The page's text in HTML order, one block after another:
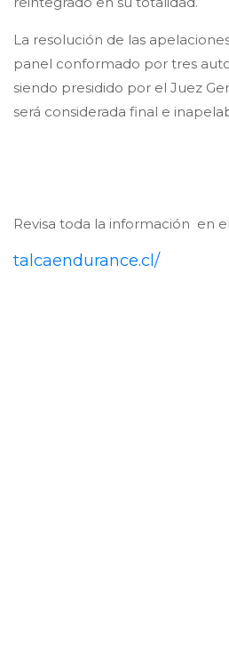
La resolución de las
panel conformado por tres
siendo presidido por el Juez
será considerada final e
Revisa toda la información en
talcaendurance.cl/